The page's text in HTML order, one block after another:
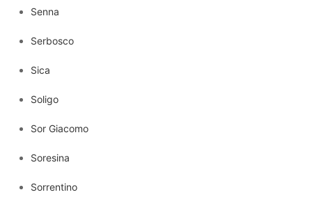
Senna
Serbosco
Sica
Soligo
Sor Giacomo
Soresina
Sorrentino